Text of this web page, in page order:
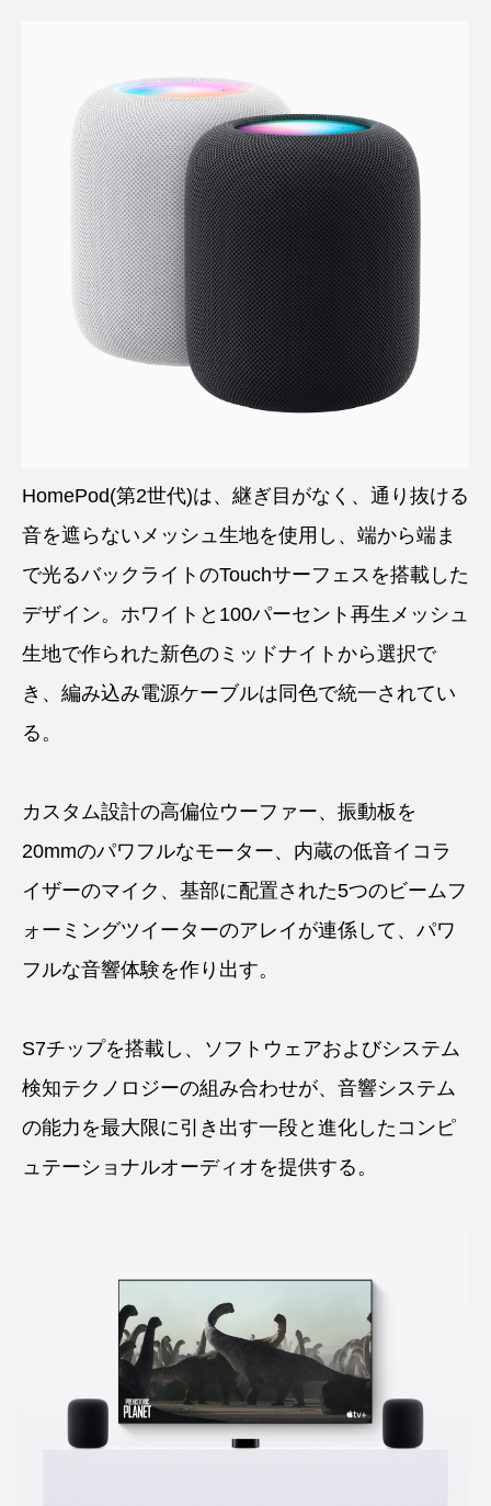
HomePod(第2世代)は、継ぎ目がなく、通り抜ける
音を遮らないメッシュ生地を使用し、端から端ま
で光るバックライトのTouchサーフェスを搭載した
デザイン。ホワイトと100パーセント再生メッシュ
生地で作られた新色のミッドナイトから選択で
き、編み込み電源ケーブルは同色で統一されてい
る。
カスタム設計の高偏位ウーファー、振動板を
20mmのパワフルなモーター、内蔵の低音イコラ
イザーのマイク、基部に配置された5つのビームフ
ォーミングツイーターのアレイが連係して、パワ
フルな音響体験を作り出す。
S7チップを搭載し、ソフトウェアおよびシステム
検知テクノロジーの組み合わせが、音響システム
の能力を最大限に引き出す一段と進化したコンピ
ュテーショナルオーディオを提供する。